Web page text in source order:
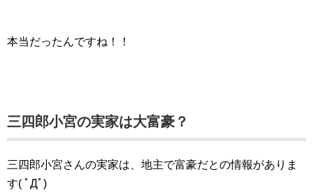
本当だったんですね！！
三四郎小宮の実家は大富豪？
三四郎小宮さんの実家は、地主で富豪だとの情報がありま
す( ﾟДﾟ)